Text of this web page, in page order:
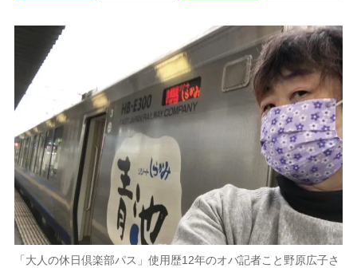
「大人の休日倶楽部パス」使用歴12年のオバ記者こと野原広子さ